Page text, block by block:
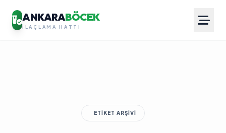
ANKARABÖCEK
İLAÇLAMA HATTI
ETIKET ARŞIVI